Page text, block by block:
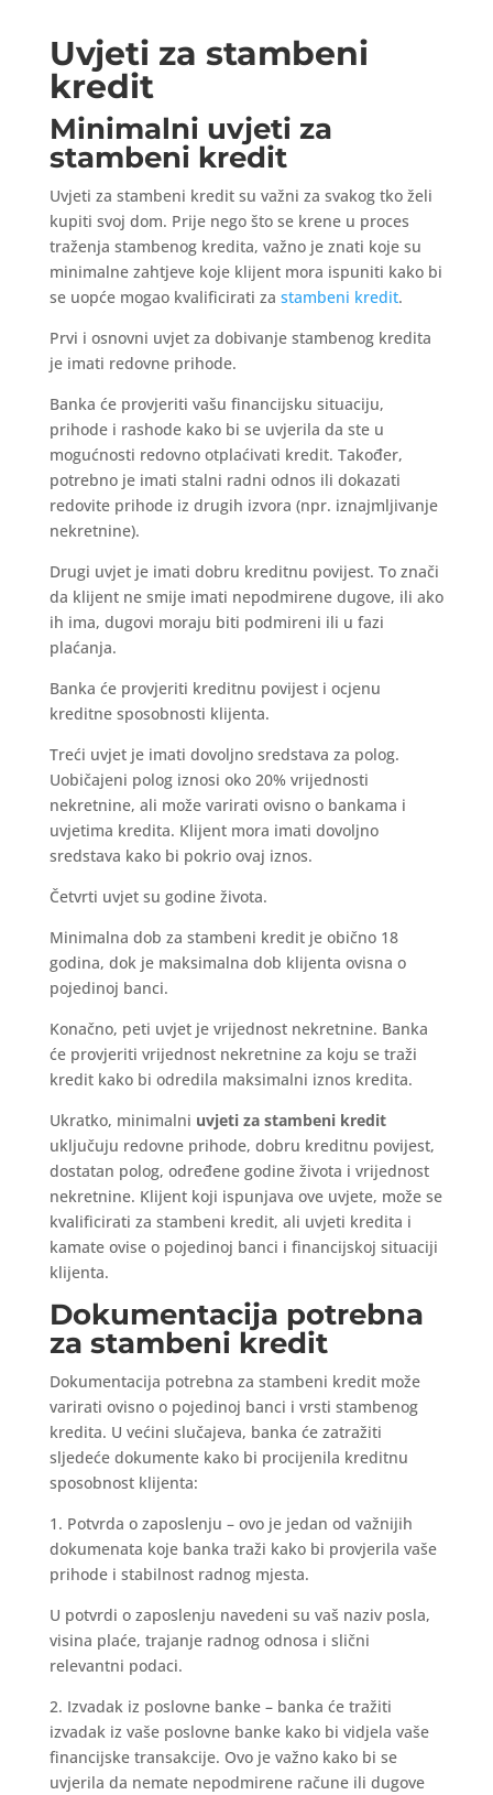
Uvjeti za stambeni
kredit
Minimalni uvjeti za
stambeni kredit
Uvjeti za stambeni kredit su važni za svakog tko želi
kupiti svoj dom. Prije nego što se krene u proces
traženja stambenog kredita, važno je znati koje su
minimalne zahtjeve koje klijent mora ispuniti kako bi
se uopće mogao kvalificirati za stambeni kredit.
Prvi i osnovni uvjet za dobivanje stambenog kredita
je imati redovne prihode.
Banka će provjeriti vašu financijsku situaciju,
prihode i rashode kako bi se uvjerila da ste u
mogućnosti redovno otplaćivati kredit. Također,
potrebno je imati stalni radni odnos ili dokazati
redovite prihode iz drugih izvora (npr. iznajmljivanje
nekretnine).
Drugi uvjet je imati dobru kreditnu povijest. To znači
da klijent ne smije imati nepodmirene dugove, ili ako
ih ima, dugovi moraju biti podmireni ili u fazi
plaćanja.
Banka će provjeriti kreditnu povijest i ocjenu
kreditne sposobnosti klijenta.
Treći uvjet je imati dovoljno sredstava za polog.
Uobičajeni polog iznosi oko 20% vrijednosti
nekretnine, ali može varirati ovisno o bankama i
uvjetima kredita. Klijent mora imati dovoljno
sredstava kako bi pokrio ovaj iznos.
Četvrti uvjet su godine života.
Minimalna dob za stambeni kredit je obično 18
godina, dok je maksimalna dob klijenta ovisna o
pojedinoj banci.
Konačno, peti uvjet je vrijednost nekretnine. Banka
će provjeriti vrijednost nekretnine za koju se traži
kredit kako bi odredila maksimalni iznos kredita.
Ukratko, minimalni uvjeti za stambeni kredit
uključuju redovne prihode, dobru kreditnu povijest,
dostatan polog, određene godine života i vrijednost
nekretnine. Klijent koji ispunjava ove uvjete, može se
kvalificirati za stambeni kredit, ali uvjeti kredita i
kamate ovise o pojedinoj banci i financijskoj situaciji
klijenta.
Dokumentacija potrebna
za stambeni kredit
Dokumentacija potrebna za stambeni kredit može
varirati ovisno o pojedinoj banci i vrsti stambenog
kredita. U većini slučajeva, banka će zatražiti
sljedeće dokumente kako bi procijenila kreditnu
sposobnost klijenta:
1. Potvrda o zaposlenju – ovo je jedan od važnijih
dokumenata koje banka traži kako bi provjerila vaše
prihode i stabilnost radnog mjesta.
U potvrdi o zaposlenju navedeni su vaš naziv posla,
visina plaće, trajanje radnog odnosa i slični
relevantni podaci.
2. Izvadak iz poslovne banke – banka će tražiti
izvadak iz vaše poslovne banke kako bi vidjela vaše
financijske transakcije. Ovo je važno kako bi se
uvjerila da nemate nepodmirene račune ili dugove